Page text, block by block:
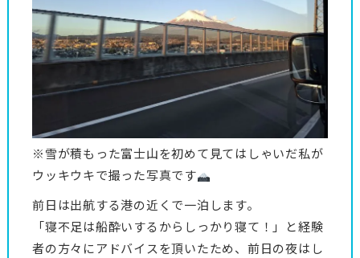
※雪が積もった富士山を初めて見てはしゃいだ私が
ウッキウキで撮った写真です
前日は出航する港の近くで一泊します。
「寝不足は船酔いするからしっかり寝て！」と経験
者の方々にアドバイスを頂いたため、前日の夜はし